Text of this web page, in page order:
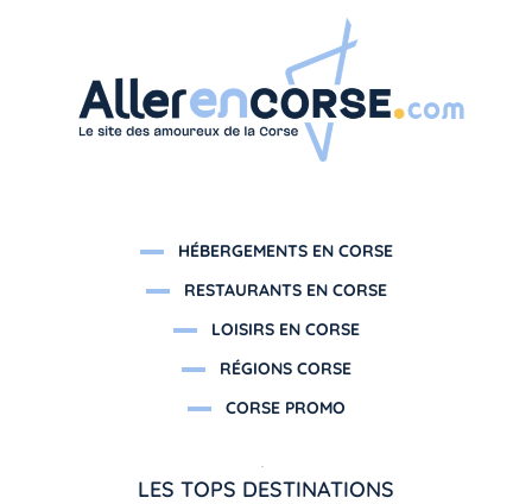
HÉBERGEMENTS EN CORSE
RESTAURANTS EN CORSE
LOISIRS EN CORSE
RÉGIONS CORSE
CORSE PROMO
LES TOPS DESTINATIONS